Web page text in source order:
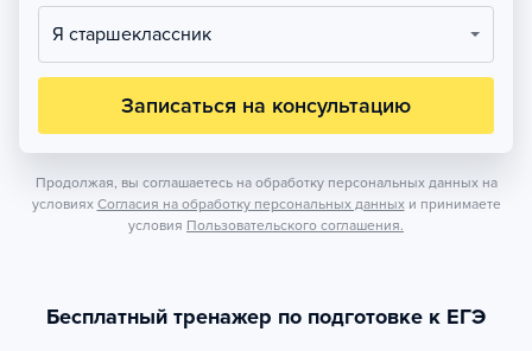
Я старшеклассник
Записаться на консультацию
Продолжая, вы соглашаетесь на обработку персональных данных на
условиях Согласия на обработку персональных данных и принимаете
условия Пользовательского соглашения.
Бесплатный тренажер по подготовке к ЕГЭ